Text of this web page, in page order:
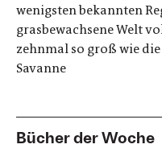
wenigsten bekannten
grasbewachsene Welt
zehnmal so groß wie
Savanne
Bücher der Woche